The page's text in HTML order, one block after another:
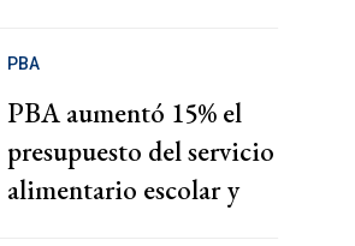
PBA
PBA aumentó 15% el
presupuesto del servicio
alimentario escolar y